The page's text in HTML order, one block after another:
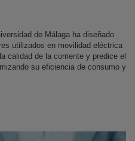
de Málaga ha diseñado
utilizados en movilidad eléctrica
calidad de la corriente y predice el
su eficiencia de consumo y